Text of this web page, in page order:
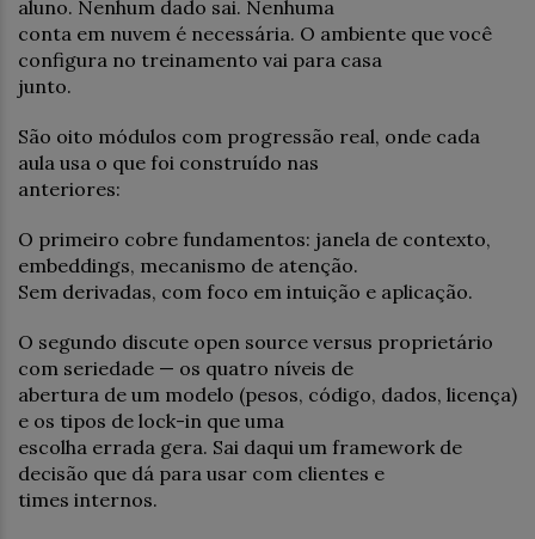
aluno. Nenhum dado sai. Nenhuma
conta em nuvem é necessária. O ambiente que você
configura no treinamento vai para casa
junto.
São oito módulos com progressão real, onde cada
aula usa o que foi construído nas
anteriores:
O primeiro cobre fundamentos: janela de contexto,
embeddings, mecanismo de atenção.
Sem derivadas, com foco em intuição e aplicação.
O segundo discute open source versus proprietário
com seriedade — os quatro níveis de
abertura de um modelo (pesos, código, dados, licença)
e os tipos de lock-in que uma
escolha errada gera. Sai daqui um framework de
decisão que dá para usar com clientes e
times internos.